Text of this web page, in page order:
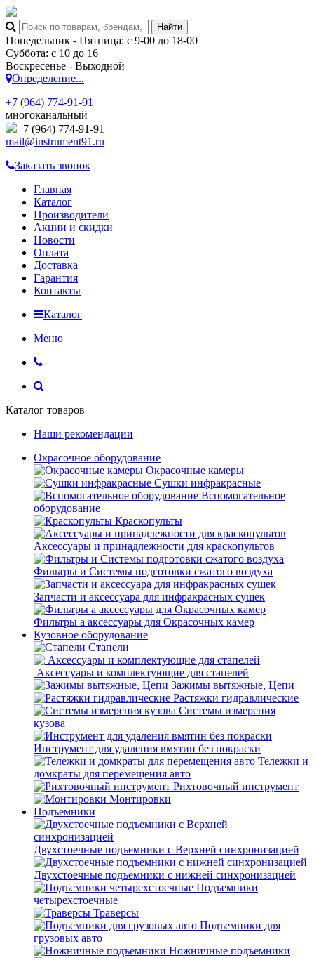
Понедельник - Пятница: с 9-00 до 18-00
Суббота: с 10 до 16
Воскресенье - Выходной
Определение...
+7 (964) 774-91-91
многоканальный
+7 (964) 774-91-91
mail@instrument91.ru
Заказать звонок
Главная
Каталог
Производители
Акции и скидки
Новости
Оплата
Доставка
Гарантия
Контакты
Каталог
Меню
Каталог товаров
Наши рекомендации
Окрасочное оборудование
Окрасочные камеры
Сушки инфракрасные
Вспомогательное
оборудование
Краскопульты
Аксессуары и принадлежности для краскопультов
Фильтры и Системы подготовки сжатого воздуха
Запчасти и аксессуара для инфракрасных сушек
Фильтры а аксессуары для Окрасочных камер
Кузовное оборудование
Стапели
Аксессуары и комплектующие для стапелей
Зажимы вытяжные, Цепи
Растяжки гидравлические
Системы измерения
кузова
Инструмент для удаления вмятин без покраски
Тележки и
домкраты для перемещения авто
Рихтовочный инструмент
Монтировки
Подъемники
Двухстоечные подъемники с Верхней синхронизацией
Двухстоечные подъемники с нижней синхронизацией
Подъемники
четырехстоечные
Траверсы
Подъемники для
грузовых авто
Ножничные подъемники